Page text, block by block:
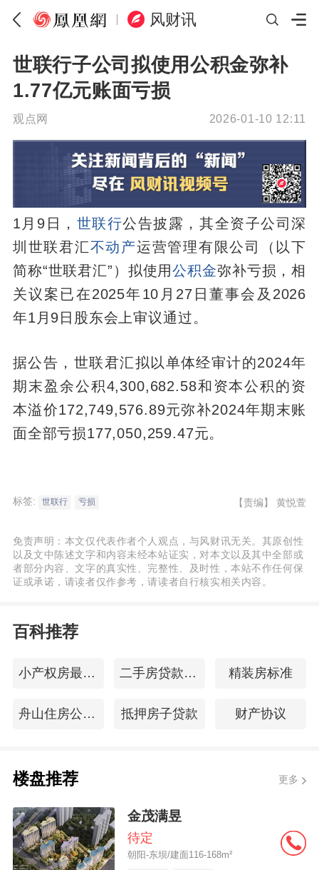
风财讯
世联行子公司拟使用公积金弥补
1.77亿元账面亏损
观点网 2026-01-10 12:11
1月9日， 世联行公告披露，其全资子公司深
圳世联君汇不动产运营管理有限公司（以下
简称“世联君汇”）拟使用公积金弥补亏损，相
关议案已在2025年10月27日董事会及2026
年1月9日股东会上审议通过。
据公告，世联君汇拟以单体经审计的2024年
期末盈余公积4,300,682.58和资本公积的资
本溢价172,749,576.89元弥补2024年期末账
面全部亏损177,050,259.47元。
标签: 世联行 亏损 【责编】 黄悦萱
免责声明：本文仅代表作者个人观点，与风财讯无关。其原创性
以及文中陈述文字和内容未经本站证实，对本文以及其中全部或
者部分内容、文字的真实性、完整性、及时性，本站不作任何保
证或承诺，请读者仅作参考，请读者自行核实相关内容。
百科推荐
小产权房最新消息 二手房贷款年限 精装房标准
舟山住房公积金查询 抵押房子贷款 财产协议
楼盘推荐 更多
金茂满昱
待定
朝阳-东坝/建面116-168m²